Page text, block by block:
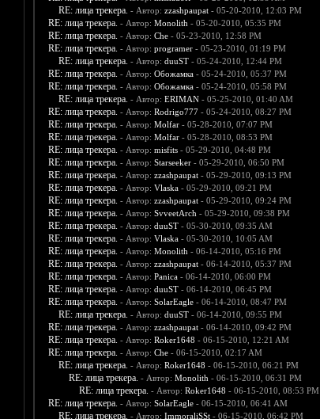
RE: лица трекера. - Автор: zzashpaupat- 05-20-2010, 12:03 PM
RE: лица трекера. - Автор: Monolith - 05-20-2010, 05:35 PM
RE: лица трекера. - Автор: Che- 05-23-2010, 12:58 PM
RE: лица трекера. - Автор: programer- 05-23-2010, 01:19 PM
RE: лица трекера. - Автор: duuST- 05-24-2010, 12:44 PM
RE: лица трекера. - Автор: Обожамка- 05-24-2010, 05:37 PM
RE: лица трекера. - Автор: Обожамка- 05-24-2010, 05:58 PM
RE: лица трекера. - Автор: ERIMAN- 05-25-2010, 01:40 AM
RE: лица трекера. - Автор: Rodrigo777- 05-24-2010, 08:27 PM
RE: лица трекера. - Автор: Molfar- 05-28-2010, 07:07 PM
RE: лица трекера. - Автор: Molfar- 05-28-2010, 08:53 PM
RE: лица трекера. - Автор: misfits- 05-29-2010, 04:48 PM
RE: лица трекера. - Автор: Starseeker- 05-29-2010, 06:50 PM
RE: лица трекера. - Автор: zzashpaupat- 05-29-2010, 09:13 PM
RE: лица трекера. - Автор: Vlaska- 05-29-2010, 09:21 PM
RE: лица трекера. - Автор: zzashpaupat- 05-29-2010, 09:24 PM
RE: лица трекера. - Автор: SvveetArch - 05-29-2010, 09:38 PM
RE: лица трекера. - Автор: duuST- 05-30-2010, 09:35 AM
RE: лица трекера. - Автор: Vlaska- 05-30-2010, 10:05 AM
RE: лица трекера. - Автор: Monolith - 06-14-2010, 05:16 PM
RE: лица трекера. - Автор: zzashpaupat- 06-14-2010, 05:37 PM
RE: лица трекера. - Автор: Panica- 06-14-2010, 06:00 PM
RE: лица трекера. - Автор: duuST- 06-14-2010, 06:45 PM
RE: лица трекера. - Автор: SolarEagle- 06-14-2010, 08:47 PM
RE: лица трекера. - Автор: duuST- 06-14-2010, 09:55 PM
RE: лица трекера. - Автор: zzashpaupat- 06-14-2010, 09:42 PM
RE: лица трекера. - Автор: Roker1648 - 06-15-2010, 12:21 AM
RE: лица трекера. - Автор: Che- 06-15-2010, 02:17 AM
RE: лица трекера. - Автор: Roker1648 - 06-15-2010, 06:21 PM
RE: лица трекера. - Автор: Monolith - 06-15-2010, 06:31 PM
RE: лица трекера. - Автор: Roker1648 - 06-15-2010, 08:53 PM
RE: лица трекера. - Автор: SolarEagle- 06-15-2010, 06:41 AM
RE: лица трекера. - Автор: ImmoraliSSt- 06-15-2010, 06:42 PM